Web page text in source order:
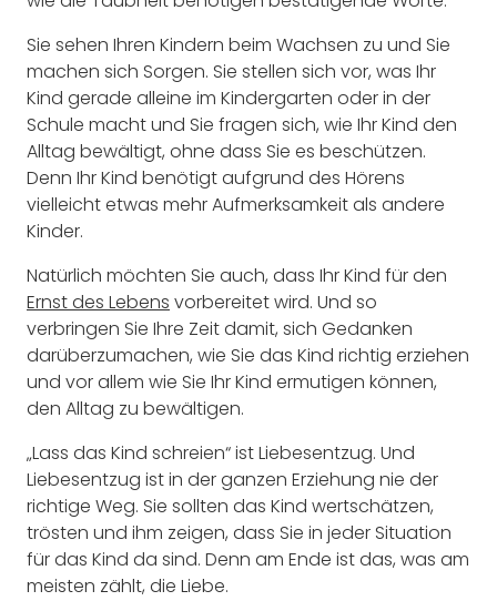
Sie sehen Ihren Kindern beim Wachsen zu und Sie
machen sich Sorgen. Sie stellen sich vor, was Ihr
Kind gerade alleine im Kindergarten oder in der
Schule macht und Sie fragen sich, wie Ihr Kind den
Alltag bewältigt, ohne dass Sie es beschützen.
Denn Ihr Kind benötigt aufgrund des Hörens
vielleicht etwas mehr Aufmerksamkeit als andere
Kinder.
Natürlich möchten Sie auch, dass Ihr Kind für den
Ernst des Lebens vorbereitet wird. Und so
verbringen Sie Ihre Zeit damit, sich Gedanken
darüberzumachen, wie Sie das Kind richtig erziehen
und vor allem wie Sie Ihr Kind ermutigen können,
den Alltag zu bewältigen.
„Lass das Kind schreien“ ist Liebesentzug. Und
Liebesentzug ist in der ganzen Erziehung nie der
richtige Weg. Sie sollten das Kind wertschätzen,
trösten und ihm zeigen, dass Sie in jeder Situation
für das Kind da sind. Denn am Ende ist das, was am
meisten zählt, die Liebe.